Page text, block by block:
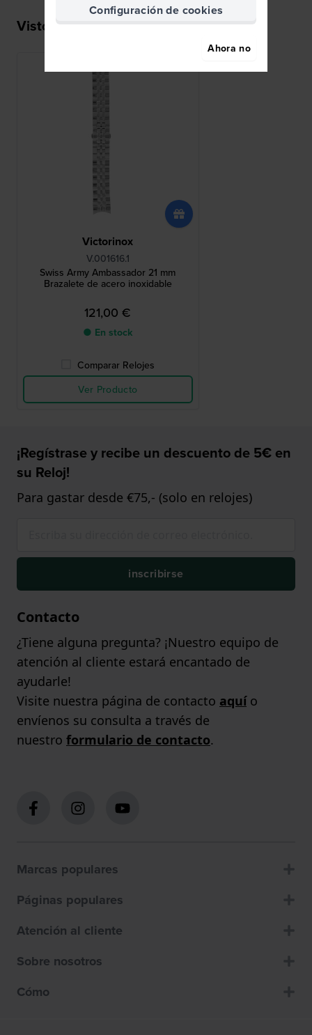
Visto recientemente
Victorinox
V.001616.1
Swiss Army Ambassador 21 mm
Brazalete de acero inoxidable
121,00 €
● En stock
Comparar Relojes
Ver Producto
¡Regístrase y recibe un descuento de 5€ en
su Reloj!
Para gastar desde €75,- (solo en relojes)
inscribirse
Contacto
¿Tiene alguna pregunta? ¡Nuestro equipo de
atención al cliente estará encantado de
ayudarle!
Visite nuestra página de contacto aquío
envíenos su consulta a través de
nuestro formulario de contacto.
Marcas populares
Páginas populares
Atención al cliente
Sobre nosotros
Cómo
Configuración de cookies
Ahora no